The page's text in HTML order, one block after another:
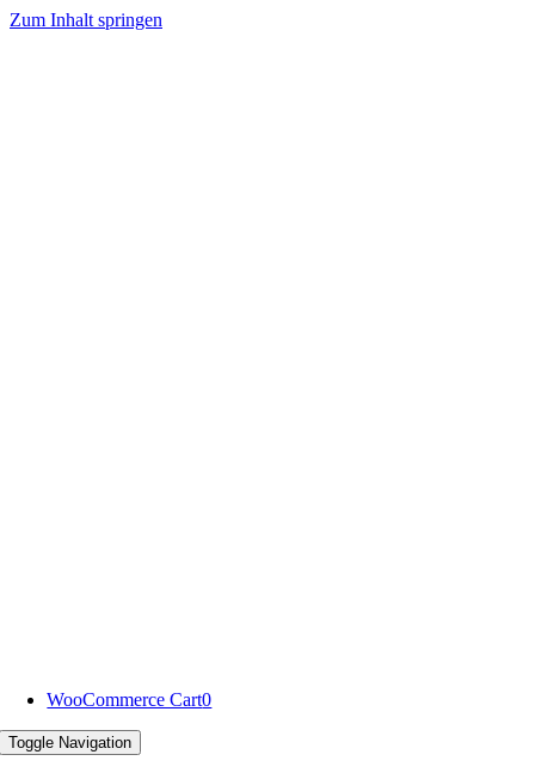
Zum Inhalt springen
WooCommerce Cart0
Toggle Navigation